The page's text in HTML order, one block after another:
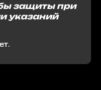
защиты при
указаний